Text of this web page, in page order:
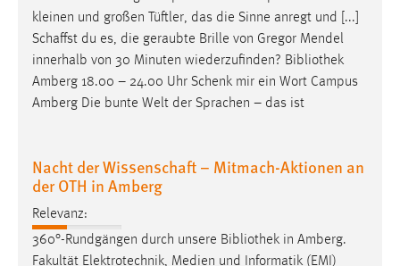
kleinen und großen Tüftler, das die Sinne anregt und [...]
Schaffst du es, die geraubte Brille von Gregor Mendel
innerhalb von 30 Minuten wiederzufinden? Bibliothek
Amberg 18.00 – 24.00 Uhr Schenk mir ein Wort Campus
Amberg Die bunte Welt der Sprachen – das ist
Nacht der Wissenschaft – Mitmach-Aktionen an
der OTH in Amberg
Relevanz:
360°-Rundgängen durch unsere Bibliothek in Amberg.
Fakultät Elektrotechnik, Medien und Informatik (EMI)